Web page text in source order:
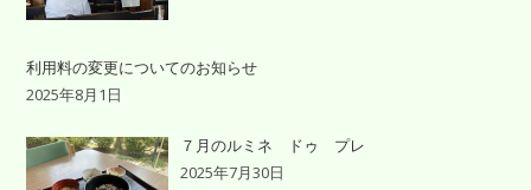
利用料の変更についてのお知らせ
2025年8月1日
７月のルミネ ドゥ プレ
2025年7月30日